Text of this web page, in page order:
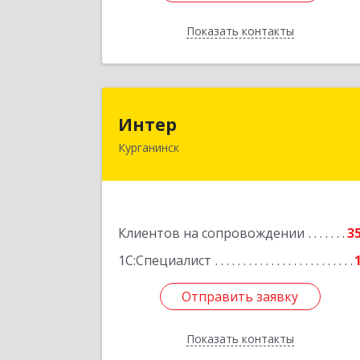
Показать контакты
Назад
Интер
Курганинск
Клиентов на сопровождении
1С:Специалист
1
Отправить заявку
Показать контакты
352430, Краснодарский край,
Подробнее
Отправить заявку
Назад